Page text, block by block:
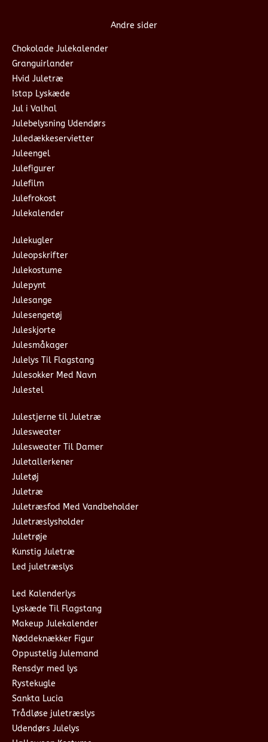
Andre sider
Chokolade Julekalender
Granguirlander
Hvid Juletræ
Istap Lyskæde
Jul i Valhal
Julebelysning Udendørs
Juledækkeservietter
Juleengel
Julefigurer
Julefilm
Julefrokost
Julekalender
Julekugler
Juleopskrifter
Julekostume
Julepynt
Julesange
Julesengetøj
Juleskjorte
Julesmåkager
Julelys Til Flagstang
Julesokker Med Navn
Julestel
Julestjerne til Juletræ
Julesweater
Julesweater Til Damer
Juletallerkener
Juletøj
Juletræ
Juletræsfod Med Vandbeholder
Juletræslysholder
Juletrøje
Kunstig Juletræ
Led juletræslys
Led Kalenderlys
Lyskæde Til Flagstang
Makeup Julekalender
Nøddeknækker Figur
Oppustelig Julemand
Rensdyr med lys
Rystekugle
Sankta Lucia
Trådløse juletræslys
Udendørs Julelys